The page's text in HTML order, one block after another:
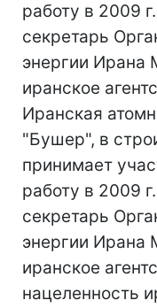
работу в 2009
секретарь
энергии Ирана
иранское
Иранская
"Бушер", в
принимает
работу в 2009
секретарь
энергии Ирана
иранское
нацеленность